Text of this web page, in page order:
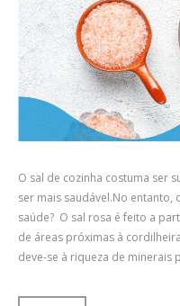
O sal de cozinha costuma ser
ser mais saudável.No entanto,
saúde? O sal rosa é feito a
de áreas próximas à
deve-se à riqueza de minerais